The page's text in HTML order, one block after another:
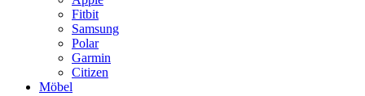
Fitbit
Samsung
Polar
Garmin
Citizen
Möbel